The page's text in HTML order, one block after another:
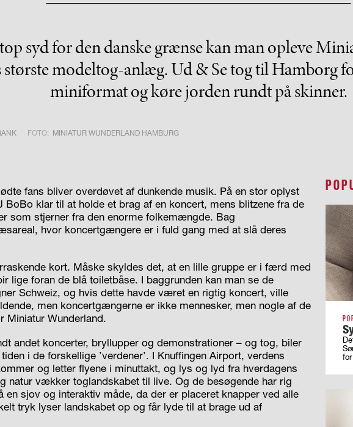
syd for den danske grænse kan man opleve
største modeltog-anlæg. Ud & Se tog til Hamborg
miniformat og køre jorden rundt på skinner.
FOTO: MINIATUR WUNDERLAND HAMBURG
fans bliver overdøvet af dunkende musik. På en stor oplyst
BoBo klar til at holde et brag af en koncert, mens blitzene fra de
som stjerner fra den enorme folkemængde. Bag
hvor koncertgængere er i fuld gang med at slå deres
kort. Måske skyldes det, at en lille gruppe er i færd med
lige foran de blå toiletbåse. I baggrunden kan man se de
Schweiz, og hvis dette havde været en rigtig koncert, ville
men koncertgængerne er ikke mennesker, men nogle af de
Miniatur Wunderland.
andet koncerter, bryllupper og demonstrationer – og tog, biler
i de forskellige ’verdener’. I Knuffingen Airport, verdens
og letter flyene i minuttakt, og lys og lyd fra hverdagens
natur vækker toglandskabet til live. Og de besøgende har rig
en sjov og interaktiv måde, da der er placeret knapper ved alle
tryk lyser landskabet op og får lyde til at brage ud af